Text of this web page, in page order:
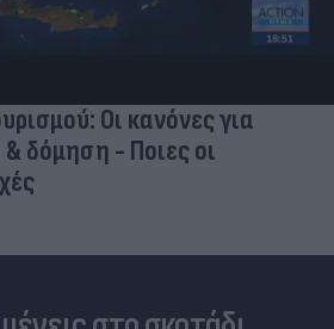
Έγινε χαμός,
νύφη και ο CR7… έπεσε κάτω